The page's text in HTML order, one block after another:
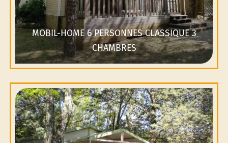
MOBIL-HOME 6 PERSONNES CLASSIQUE 3
CHAMBRES